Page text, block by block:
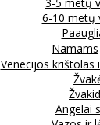
6-10 metų
Namams
Venecijos krištolas
Angelai